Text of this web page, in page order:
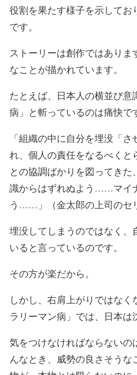
役割を果たす様子を示してお
です。
ストーリーは創作ではあり
なことが描かれています。
たとえば、日本人の横並び
病」と斬っているのは痛快で
「組織の中に自分を埋没「
れ、個人の責任をなるべく
との協調ばかりを図ってき
識からはずれぬよう……マイ
う……」（金太郎の上司のセ
埋没してしまうのではなく、
いると言っているのです。
その方が楽だから。
しかし、右肩上がりではな
ラリーマン病」では、日本は
気をつけなければならないの
んなとき、威勢の良さそうな